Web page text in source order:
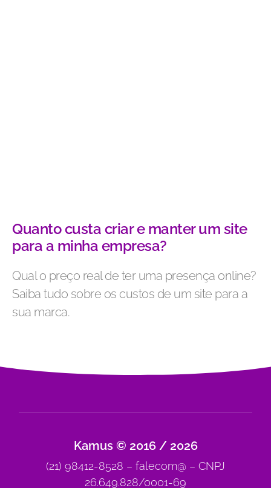
Quanto custa criar e manter um site
para a minha empresa?
Qual o preço real de ter uma presença online?
Saiba tudo sobre os custos de um site para a
sua marca.
Kamus © 2016 / 2026
(21) 98412-8528 – falecom@ – CNPJ
26.649.828/0001-69